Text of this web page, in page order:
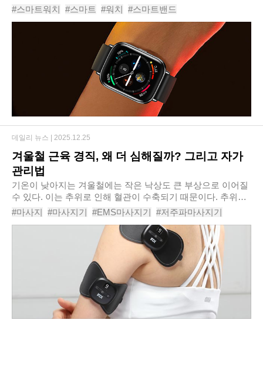
다양한 건강 모니터링 기능에 24가지 운동모드 갖춘
‘TEERON 스마트 워치’를 신규 출시한다..
#스마트워치 #스마트 #워치 #스마트밴드
#운동용스마트워치 #TEERON스마트워치 #
겨울철 근육 경직, 왜 더 심해질까? 그리고 자가
관리법
기온이 낮아지는 겨울철에는 작은 낙상도 큰 부상으로 이어질
수 있다. 이는 추위로 인해 혈관이 수축되기 때문이다. 추위로
혈관이 수축되면서 근육으로 가는 혈류량이 줄어들고, 이로 인
해 근육이 쉽게 굳으며 부상을 입으면..
#마사지 #마사지기 #EMS마사지기 #저주파마사지기
#마사지건 #갈고리형마사지건 #효자손 #
데일리 뉴스 | 2025.12.25